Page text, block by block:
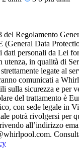
del Regolamento
(General Data
personali da Lei
utenza,​ in qualità di
legate al
comunicati a
sulla sicurezza e per
del trattamento è
con sede legale in
potrà rivolgersi per
all’indirizzo